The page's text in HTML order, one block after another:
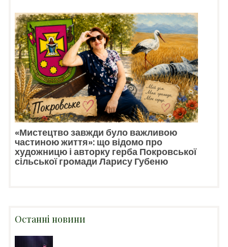
«Мистецтво завжди було важливою
частиною життя»: що відомо про
художницю і авторку герба Покровської
сільської громади Ларису Губеню
Останні новини